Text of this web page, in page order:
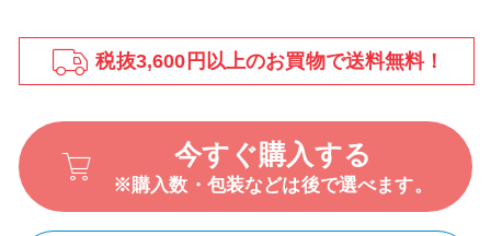
税抜3,600円以上のお買物で送料無料！
今すぐ購入する
※購入数・包装などは後で選べます。